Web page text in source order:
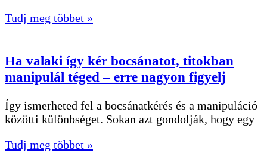
Tudj meg többet »
Ha valaki így kér bocsánatot, titokban
manipulál téged – erre nagyon figyelj
Így ismerheted fel a bocsánatkérés és a manipuláció
közötti különbséget. Sokan azt gondolják, hogy egy
Tudj meg többet »